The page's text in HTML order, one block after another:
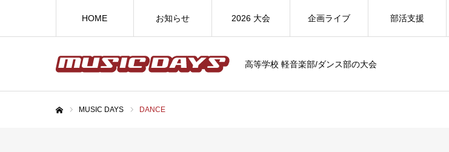
高等学校 軽音楽部/ダンス部の大会
HOME お知らせ 2026 大会 企画ライブ 部活支援
MUSIC DAYS DANCE